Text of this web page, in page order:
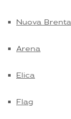
Nuova Brenta
Arena
Elica
Flag